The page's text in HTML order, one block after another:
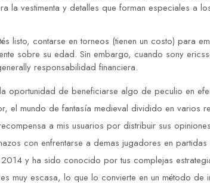
la vestimenta y detalles que forman especiales a
listo, contarse en torneos (tienen un costo) para
sobre su edad. Sin embargo, cuando sony
responsabilidad financiera.
oportunidad de beneficiarse algo de peculio en
el mundo de fantasía medieval dividido en varios
a mis usuarios por distribuir sus
con enfrentarse a demas jugadores en
y ha sido conocido por tus complejas
muy escasa, lo que lo convierte en un método